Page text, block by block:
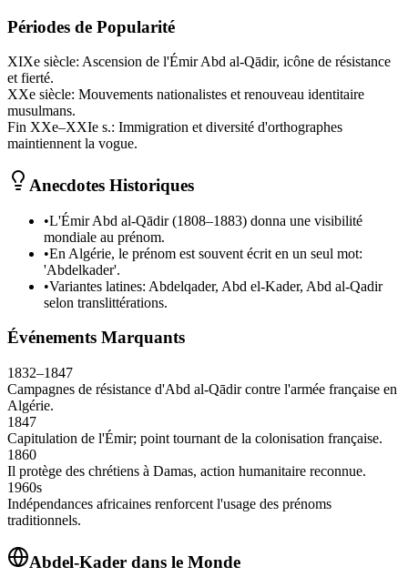
Périodes de Popularité
XIXe siècle: Ascension de l'Émir Abd al‑Qādir, icône de résistance
et fierté.
XXe siècle: Mouvements nationalistes et renouveau identitaire
musulmans.
Fin XXe–XXIe s.: Immigration et diversité d'orthographes
maintiennent la vogue.
Anecdotes Historiques
•L'Émir Abd al‑Qādir (1808–1883) donna une visibilité
mondiale au prénom.
•En Algérie, le prénom est souvent écrit en un seul mot:
'Abdelkader'.
•Variantes latines: Abdelqader, Abd el‑Kader, Abd al‑Qadir
selon translittérations.
Événements Marquants
1832–1847
Campagnes de résistance d'Abd al‑Qādir contre l'armée française en
Algérie.
1847
Capitulation de l'Émir; point tournant de la colonisation française.
1860
Il protège des chrétiens à Damas, action humanitaire reconnue.
1960s
Indépendances africaines renforcent l'usage des prénoms
traditionnels.
Abdel-Kader dans le Monde